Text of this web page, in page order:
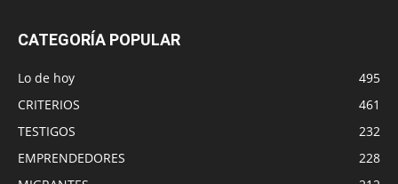
CATEGORÍA POPULAR
Lo de hoy
495
CRITERIOS
461
TESTIGOS
232
EMPRENDEDORES
228